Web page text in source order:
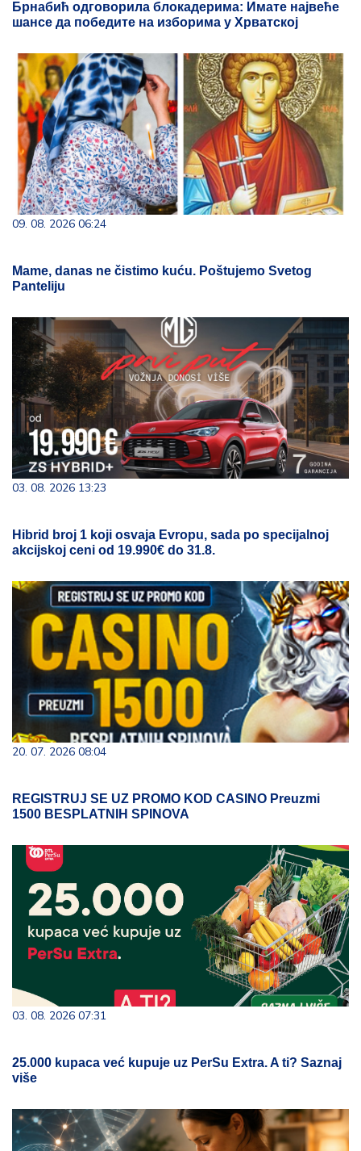
Брнабић одговорила блокадерима: Имате највеће
шансе да победите на изборима у Хрватској
09. 08. 2026 06:24
Mame, danas ne čistimo kuću. Poštujemo Svetog
Panteliju
03. 08. 2026 13:23
Hibrid broj 1 koji osvaja Evropu, sada po specijalnoj
akcijskoj ceni od 19.990€ do 31.8.
20. 07. 2026 08:04
REGISTRUJ SE UZ PROMO KOD CASINO Preuzmi
1500 BESPLATNIH SPINOVA
03. 08. 2026 07:31
25.000 kupaca već kupuje uz PerSu Extra. A ti? Saznaj
više